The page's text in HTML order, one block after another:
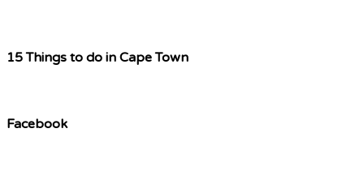
15 Things to do in Cape Town
Facebook